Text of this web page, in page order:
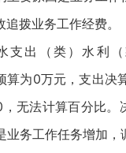
拨业务工作经费。
出（类）水利（
算为0万元，支出决
无法计算百分比。
业务工作任务增加，